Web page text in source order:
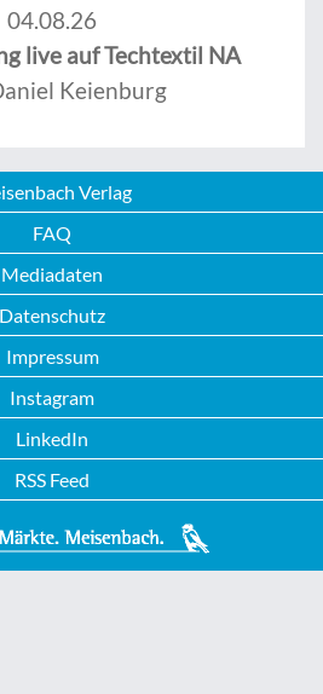
04.08.26
live auf Techtextil NA
Keienburg
Verlag
FAQ
Mediadaten
Datenschutz
Impressum
Instagram
LinkedIn
RSS Feed